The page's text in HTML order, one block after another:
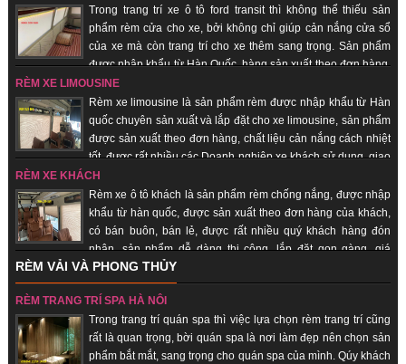
Trong trang trí xe ô tô ford transit thì không thể thiếu sản
phẩm rèm cửa cho xe, bởi không chỉ giúp cản nắng cửa sổ
của xe mà còn trang trí cho xe thêm sang trọng. Sản phẩm
được nhập khẩu từ Hàn Quốc, hàng sản xuất theo đơn hàng,
giao hàng nhanh, uy tín, chất lượng, giá thành rẻ.
RÈM XE LIMOUSINE
Rèm xe limousine là sản phẩm rèm được nhập khẩu từ Hàn
quốc chuyên sản xuất và lắp đặt cho xe limousine, sản phẩm
được sản xuất theo đơn hàng, chất liệu cản nắng cách nhiệt
tốt, được rất nhiều các Doanh nghiệp xe khách sử dụng, giao
hàng nhanh, uy tín, chất lượng.
RÈM XE KHÁCH
Rèm xe ô tô khách là sản phẩm rèm chống nắng, được nhập
khẩu từ hàn quốc, được sản xuất theo đơn hàng của khách,
có bán buôn, bán lẻ, được rất nhiều quý khách hàng đón
nhận, sản phẩm dễ dàng thi công, lắp đặt gọn gàng, giá
thành rẻ, giao hàng nhanh, uy tín, chất lượng.
RÈM VẢI VÀ PHONG THỦY
RÈM TRANG TRÍ SPA HÀ NỘI
Trong trang trí quán spa thì việc lựa chọn rèm trang trí cũng
rất là quan trọng, bời quán spa là nơi làm đẹp nên chọn sản
phẩm bắt mắt, sang trọng cho quán spa của mình. Qúy khách